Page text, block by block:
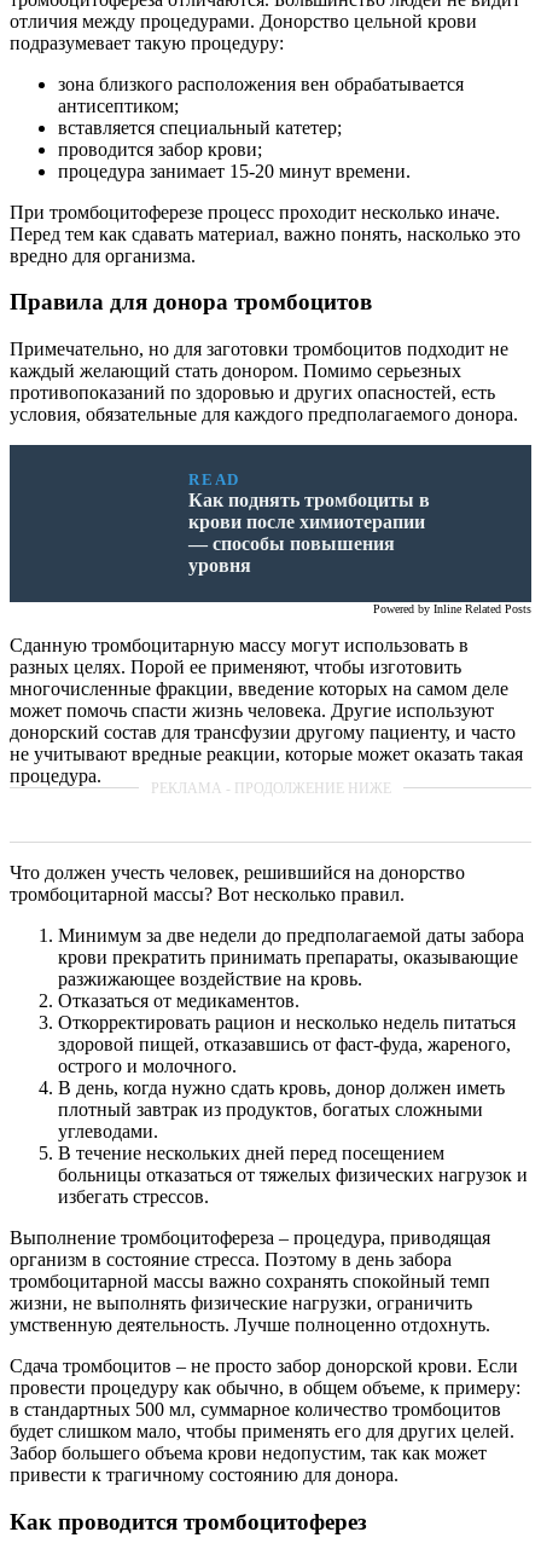
отличия между процедурами. Донорство цельной крови
подразумевает такую процедуру:
зона близкого расположения вен обрабатывается
антисептиком;
вставляется специальный катетер;
проводится забор крови;
процедура занимает 15-20 минут времени.
При тромбоцитоферезе процесс проходит несколько иначе.
Перед тем как сдавать материал, важно понять, насколько это
вредно для организма.
Правила для донора тромбоцитов
Примечательно, но для заготовки тромбоцитов подходит не
каждый желающий стать донором. Помимо серьезных
противопоказаний по здоровью и других опасностей, есть
условия, обязательные для каждого предполагаемого донора.
READ
Как поднять тромбоциты в
крови после химиотерапии
— способы повышения
уровня
Powered by Inline Related Posts
Сданную тромбоцитарную массу могут использовать в
разных целях. Порой ее применяют, чтобы изготовить
многочисленные фракции, введение которых на самом деле
может помочь спасти жизнь человека. Другие используют
донорский состав для трансфузии другому пациенту, и часто
не учитывают вредные реакции, которые может оказать такая
процедура.
Что должен учесть человек, решившийся на донорство
тромбоцитарной массы? Вот несколько правил.
Минимум за две недели до предполагаемой даты забора
крови прекратить принимать препараты, оказывающие
разжижающее воздействие на кровь.
Отказаться от медикаментов.
Откорректировать рацион и несколько недель питаться
здоровой пищей, отказавшись от фаст-фуда, жареного,
острого и молочного.
В день, когда нужно сдать кровь, донор должен иметь
плотный завтрак из продуктов, богатых сложными
углеводами.
В течение нескольких дней перед посещением
больницы отказаться от тяжелых физических нагрузок и
избегать стрессов.
Выполнение тромбоцитофереза – процедура, приводящая
организм в состояние стресса. Поэтому в день забора
тромбоцитарной массы важно сохранять спокойный темп
жизни, не выполнять физические нагрузки, ограничить
умственную деятельность. Лучше полноценно отдохнуть.
Сдача тромбоцитов – не просто забор донорской крови. Если
провести процедуру как обычно, в общем объеме, к примеру:
в стандартных 500 мл, суммарное количество тромбоцитов
будет слишком мало, чтобы применять его для других целей.
Забор большего объема крови недопустим, так как может
привести к трагичному состоянию для донора.
Как проводится тромбоцитоферез